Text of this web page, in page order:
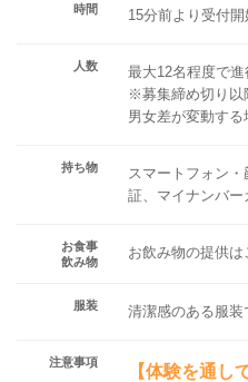
時間 15分前より受付開
人数
最大12名程度で進
※募集締め切り以
男女差が変動する
持ち物
スマートフォン
証、マイナンバー
お食事
飲み物
お飲み物の提供は
服装 清潔感のある服装
注意事項 【体験を通し